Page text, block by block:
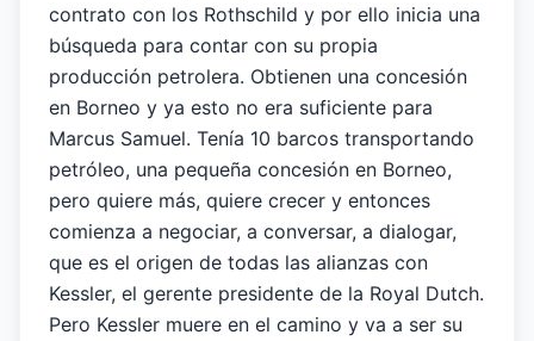
contrato con los Rothschild y por ello inicia una
búsqueda para contar con su propia
producción petrolera. Obtienen una concesión
en Borneo y ya esto no era suficiente para
Marcus Samuel. Tenía 10 barcos transportando
petróleo, una pequeña concesión en Borneo,
pero quiere más, quiere crecer y entonces
comienza a negociar, a conversar, a dialogar,
que es el origen de todas las alianzas con
Kessler, el gerente presidente de la Royal Dutch.
Pero Kessler muere en el camino y va a ser su